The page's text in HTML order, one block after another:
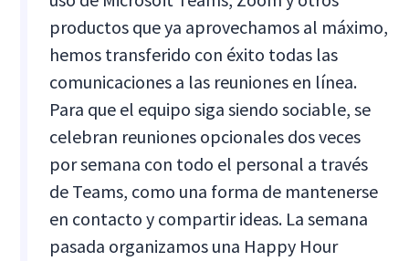
productos que ya aprovechamos al máximo,
hemos transferido con éxito todas las
comunicaciones a las reuniones en línea.
Para que el equipo siga siendo sociable, se
celebran reuniones opcionales dos veces
por semana con todo el personal a través
de Teams, como una forma de mantenerse
en contacto y compartir ideas. La semana
pasada organizamos una Happy Hour